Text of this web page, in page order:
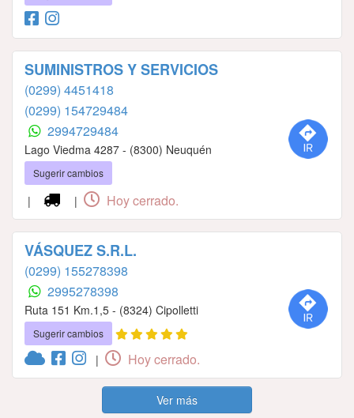
SUMINISTROS Y SERVICIOS
(0299) 4451418
(0299) 154729484
2994729484
Lago Viedma 4287 - (8300) Neuquén
Sugerir cambios
| | Hoy cerrado.
VÁSQUEZ S.R.L.
(0299) 155278398
2995278398
Ruta 151 Km.1,5 - (8324) Cipolletti
Sugerir cambios
| Hoy cerrado.
Ver más